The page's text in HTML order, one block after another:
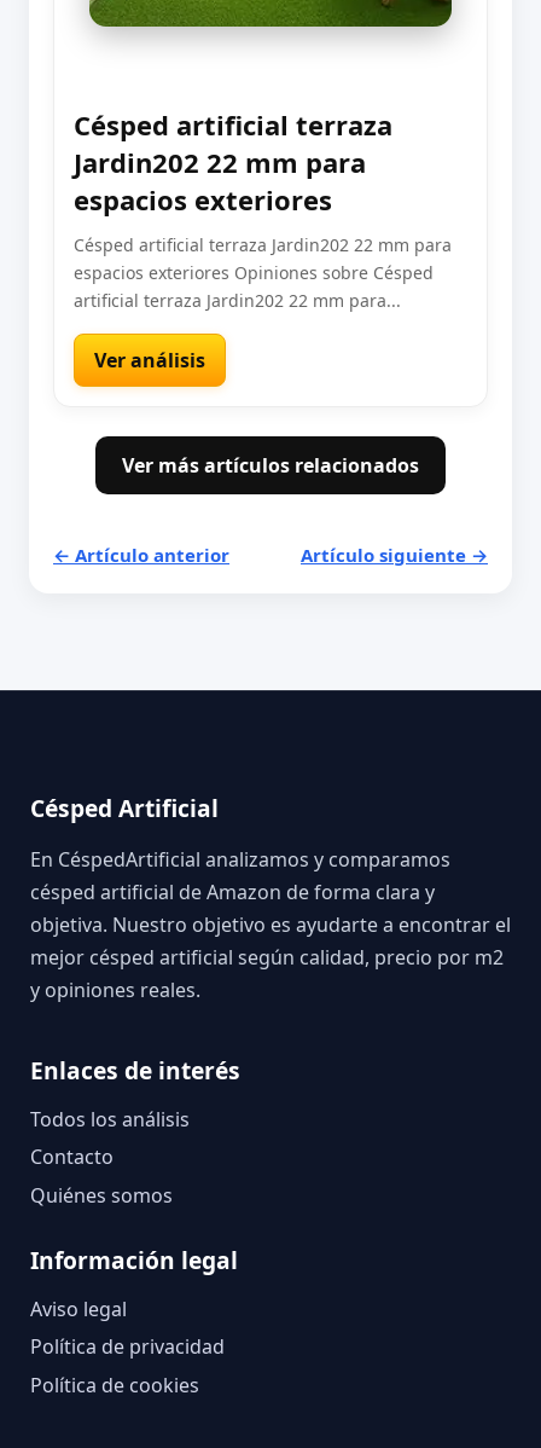
Césped artificial terraza
Jardin202 22 mm para
espacios exteriores
Césped artificial terraza Jardin202 22 mm para
espacios exteriores Opiniones sobre Césped
artificial terraza Jardin202 22 mm para...
Ver análisis
Ver más artículos relacionados
← Artículo anterior Artículo siguiente →
Césped Artificial
En CéspedArtificial analizamos y comparamos
césped artificial de Amazon de forma clara y
objetiva. Nuestro objetivo es ayudarte a encontrar el
mejor césped artificial según calidad, precio por m2
y opiniones reales.
Enlaces de interés
Todos los análisis
Contacto
Quiénes somos
Información legal
Aviso legal
Política de privacidad
Política de cookies